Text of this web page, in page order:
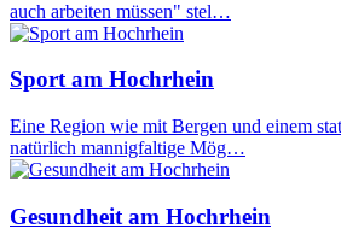
auch arbeiten müssen" stel…
Sport am Hochrhein
Eine Region wie mit Bergen und einem
natürlich mannigfaltige Mög…
Gesundheit am Hochrhein